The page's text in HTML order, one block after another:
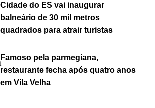
Cidade do ES vai inaugurar
balneário de 30 mil metros
quadrados para atrair turistas
Famoso pela parmegiana,
restaurante fecha após quatro anos
em Vila Velha